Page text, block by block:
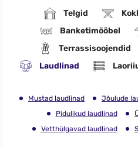
Telgid
Banketimööbel
Terrassisoojendid
Laudlinad
Mustad laudlinad Jõulude
Pidulikud laudlinad
Vetthülgavad laudlinad